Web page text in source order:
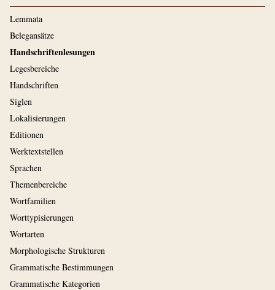
Lemmata
Belegansätze
Handschriftenlesungen
Legesbereiche
Handschriften
Siglen
Lokalisierungen
Editionen
Werktextstellen
Sprachen
Themenbereiche
Wortfamilien
Worttypisierungen
Wortarten
Morphologische Strukturen
Grammatische Bestimmungen
Grammatische Kategorien